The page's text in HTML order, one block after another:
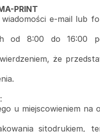
PRINT
e-mail lub
od 8:00 do 16:00
że
u miejscowieniem na
sitodrukiem,